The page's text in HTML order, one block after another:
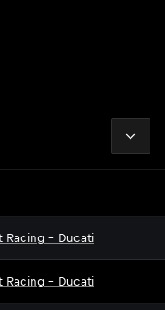
Racing - Ducati
Racing - Ducati